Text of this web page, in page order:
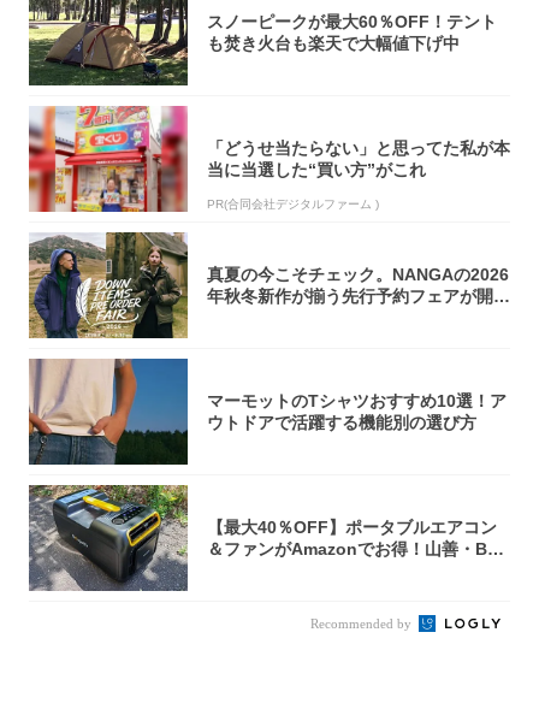
スノーピークが最大60％OFF！テント
も焚き火台も楽天で大幅値下げ中
「どうせ当たらない」と思ってた私が本
当に当選した“買い方”がこれ
PR(合同会社デジタルファーム )
真夏の今こそチェック。NANGAの2026
年秋冬新作が揃う先行予約フェアが開催
マーモットのTシャツおすすめ10選！ア
ウトドアで活躍する機能別の選び方
【最大40％OFF】ポータブルエアコン
＆ファンがAmazonでお得！山善・Bo
Recommended by